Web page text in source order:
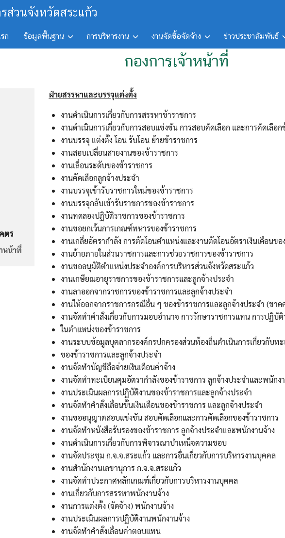
ส่วนจังหวัดสระแก้ว
ก ข้อมูลพื้นฐาน การบริหารงาน งานจัดซื้อจัดจ้าง ข่าวประชาสัมพันธ์
กองการเจ้าหน้าที่
ตร
หน้าที่
ฝ่ายสรรหาและบรรจุแต่งตั้ง
งานดำเนินการเกี่ยวกับการสรรหาข้าราชการ
งานดำเนินการเกี่ยวกับการสอบแข่งขัน การสอบคัดเลือก และการคัดเลือก
งานบรรจุ แต่งตั้ง โอน รับโอน ย้ายข้าราชการ
งานสอบเปลี่ยนสายงานของข้าราชการ
งานเลื่อนระดับของข้าราชการ
งานคัดเลือกลูกจ้างประจำ
งานบรรจุเข้ารับราชการใหม่ของข้าราชการ
งานบรรจุกลับเข้ารับราชการของข้าราชการ
งานทดลองปฏิบัติราชการของข้าราชการ
งานขอยกเว้นการเกณฑ์ทหารของข้าราชการ
งานเกลี่ยอัตรากำลัง การตัดโอนตำแหน่งและงานตัดโอนอัตราเงินเดือนขอ
งานย้ายภายในส่วนราชการและการช่วยราชการของข้าราชการ
งานขออนุมัติตำแหน่งประจำองค์การบริหารส่วนจังหวัดสระแก้ว
งานเกษียณอายุราชการของข้าราชการและลูกจ้างประจำ
งานลาออกจากราชการของข้าราชการและลูกจ้างประจำ
งานให้ออกจากราชการกรณีอื่น ๆ ของข้าราชการและลูกจ้างประจำ (
งานจัดทำคำสั่งเกี่ยวกับการมอบอำนาจ การรักษาราชการแทน การปฏิบั
ในตำแหน่งของข้าราชการ
งานระบบข้อมูลบุคลากรองค์กรปกครองส่วนท้องถิ่นดำเนินการเกี่ยวกับท
ของข้าราชการและลูกจ้างประจำ
งานจัดทำบัญชีถือจ่ายเงินเดือนค่าจ้าง
งานจัดทำทะเบียนคุมอัตรากำลังของข้าราชการ ลูกจ้างประจำและพนักง
งานประเมินผลการปฏิบัติงานของข้าราชการและลูกจ้างประจำ
งานจัดทำคำสั่งเลื่อนขั้นเงินเดือนของข้าราชการ และลูกจ้างประจำ
งานขออนุญาตสอบแข่งขัน สอบคัดเลือกและการคัดเลือกของข้าราชการ
งานจัดทำหนังสือรับรองของข้าราชการ ลูกจ้างประจำและพนักงานจ้าง
งานดำเนินการเกี่ยวกับการพิจารณาบำเหน็จความชอบ
งานจัดประชุม ก.จ.จ.สระแก้ว และการอื่นเกี่ยวกับการบริหารงานบุคคล
งานสำนักงานเลขานุการ ก.จ.จ.สระแก้ว
งานจัดทำประกาศหลักเกณฑ์เกี่ยวกับการบริหารงานบุคคล
งานเกี่ยวกับการสรรหาพนักงานจ้าง
งานการแต่งตั้ง (จัดจ้าง) พนักงานจ้าง
งานประเมินผลการปฏิบัติงานพนักงานจ้าง
งานจัดทำคำสั่งเลื่อนค่าตอบแทน